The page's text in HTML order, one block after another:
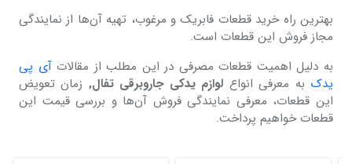
بهترین راه خرید قطعات فابریک و مرغوب، تهیه آن‌ها از نمایندگی
مجاز فروش این قطعات است.
به دلیل اهمیت قطعات مصرفی در این مطلب از مقالاتآی پی
یدک به معرفی انواع لوازم یدکی جاروبرقی تفال, زمان تعویض
این قطعات، معرفی نمایندگی فروش آن‌ها و بررسی قیمت این
قطعات خواهیم پرداخت.